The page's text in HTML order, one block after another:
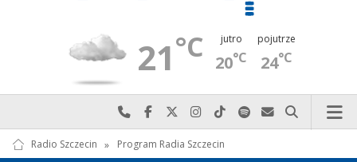
21°C jutro
20°C
pojutrze
24°C
Najlepiej po prostu do nas zadzwoń
Odwiedź nas na Facebook-u
Odwiedź nas na X
Odwiedź nas na Instagram-ie
Odwiedź nas na TikTok-u
Szukaj nas na Spotify
Wyślij do nas
Szukaj
Radio Szczecin » Program Radia Szczecin